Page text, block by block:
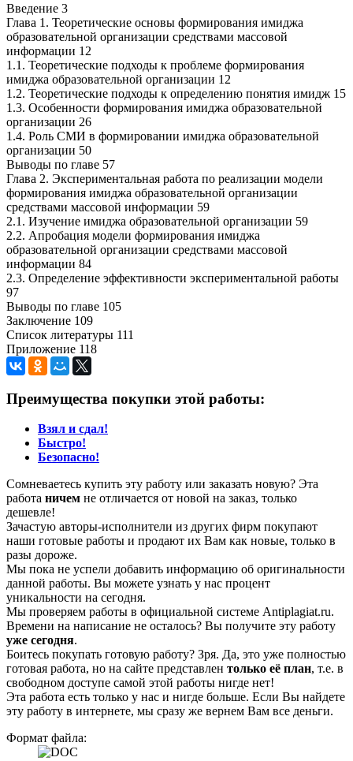
Введение 3
Глава 1. Теоретические основы формирования имиджа
образовательной организации средствами массовой
информации 12
1.1. Теоретические подходы к проблеме формирования
имиджа образовательной организации 12
1.2. Теоретические подходы к определению понятия имидж 15
1.3. Особенности формирования имиджа образовательной
организации 26
1.4. Роль СМИ в формировании имиджа образовательной
организации 50
Выводы по главе 57
Глава 2. Экспериментальная работа по реализации модели
формирования имиджа образовательной организации
средствами массовой информации 59
2.1. Изучение имиджа образовательной организации 59
2.2. Апробация модели формирования имиджа
образовательной организации средствами массовой
информации 84
2.3. Определение эффективности экспериментальной работы
97
Выводы по главе 105
Заключение 109
Список литературы 111
Приложение 118
Преимущества покупки этой работы:
Взял и сдал!
Быстро!
Безопасно!
Сомневаетесь купить эту работу или заказать новую? Эта
работа ничем не отличается от новой на заказ, только
дешевле!
Зачастую авторы-исполнители из других фирм покупают
наши готовые работы и продают их Вам как новые, только в
разы дороже.
Мы пока не успели добавить информацию об оригинальности
данной работы. Вы можете узнать у нас процент
уникальности на сегодня.
Мы проверяем работы в официальной системе Аntiplagiat.ru.
Времени на написание не осталось? Вы получите эту работу
уже сегодня.
Боитесь покупать готовую работу? Зря. Да, это уже полностью
готовая работа, но на сайте представлен только её план, т.е. в
свободном доступе самой этой работы нигде нет!
Эта работа есть только у нас и нигде больше. Если Вы найдете
эту работу в интернете, мы сразу же вернем Вам все деньги.
Формат файла: